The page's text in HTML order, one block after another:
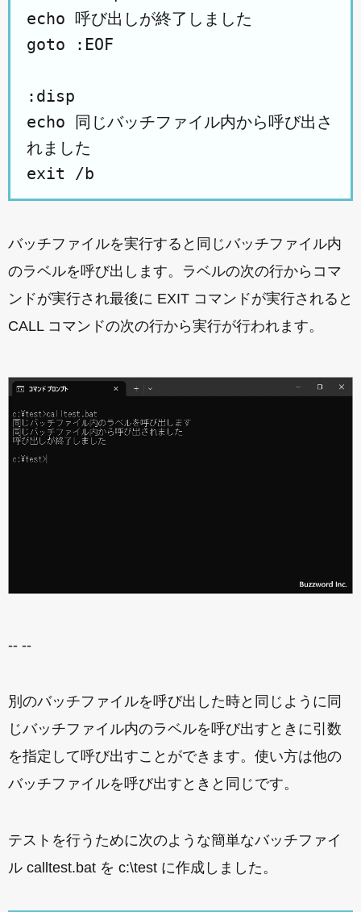
echo 呼び出しが終了しました
goto :EOF
:disp
echo 同じバッチファイル内から呼び出さ
れました
exit /b
バッチファイルを実行すると同じバッチファイル内
のラベルを呼び出します。ラベルの次の行からコマ
ンドが実行され最後に EXIT コマンドが実行されると
CALL コマンドの次の行から実行が行われます。
-- --
別のバッチファイルを呼び出した時と同じように同
じバッチファイル内のラベルを呼び出すときに引数
を指定して呼び出すことができます。使い方は他の
バッチファイルを呼び出すときと同じです。
テストを行うために次のような簡単なバッチファイ
ル calltest.bat を c:\test に作成しました。